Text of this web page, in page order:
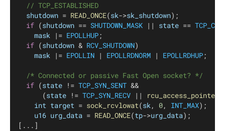
// TCP_ESTABLISHED
shutdown = READ_ONCE(sk->sk_shutdown);
if (shutdown == SHUTDOWN_MASK || state ==
mask |= EPOLLHUP;
if (shutdown & RCV_SHUTDOWN)
mask |= EPOLLIN | EPOLLRDNORM | EPOLLRDHUP;
/* Connected or passive Fast Open socket? */
if (state != TCP_SYN_SENT &&
	    (
state != TCP_SYN_RECV || rcu_access_pointer
int target = sock_rcvlowat(sk, 0, INT_MAX);
u16 urg_data = READ_ONCE(tp->urg_data);
[...]